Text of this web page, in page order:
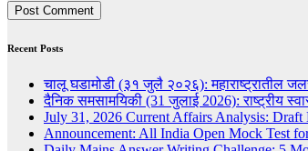
Recent Posts
चालू घडामोडी (३१ जुलै २०२६): महाराष्ट्रातील
दैनिक समसामयिकी (31 जुलाई 2026): राष्ट्रीय
July 31, 2026 Current Affairs Analysis:
Announcement: All India Open Mock Test